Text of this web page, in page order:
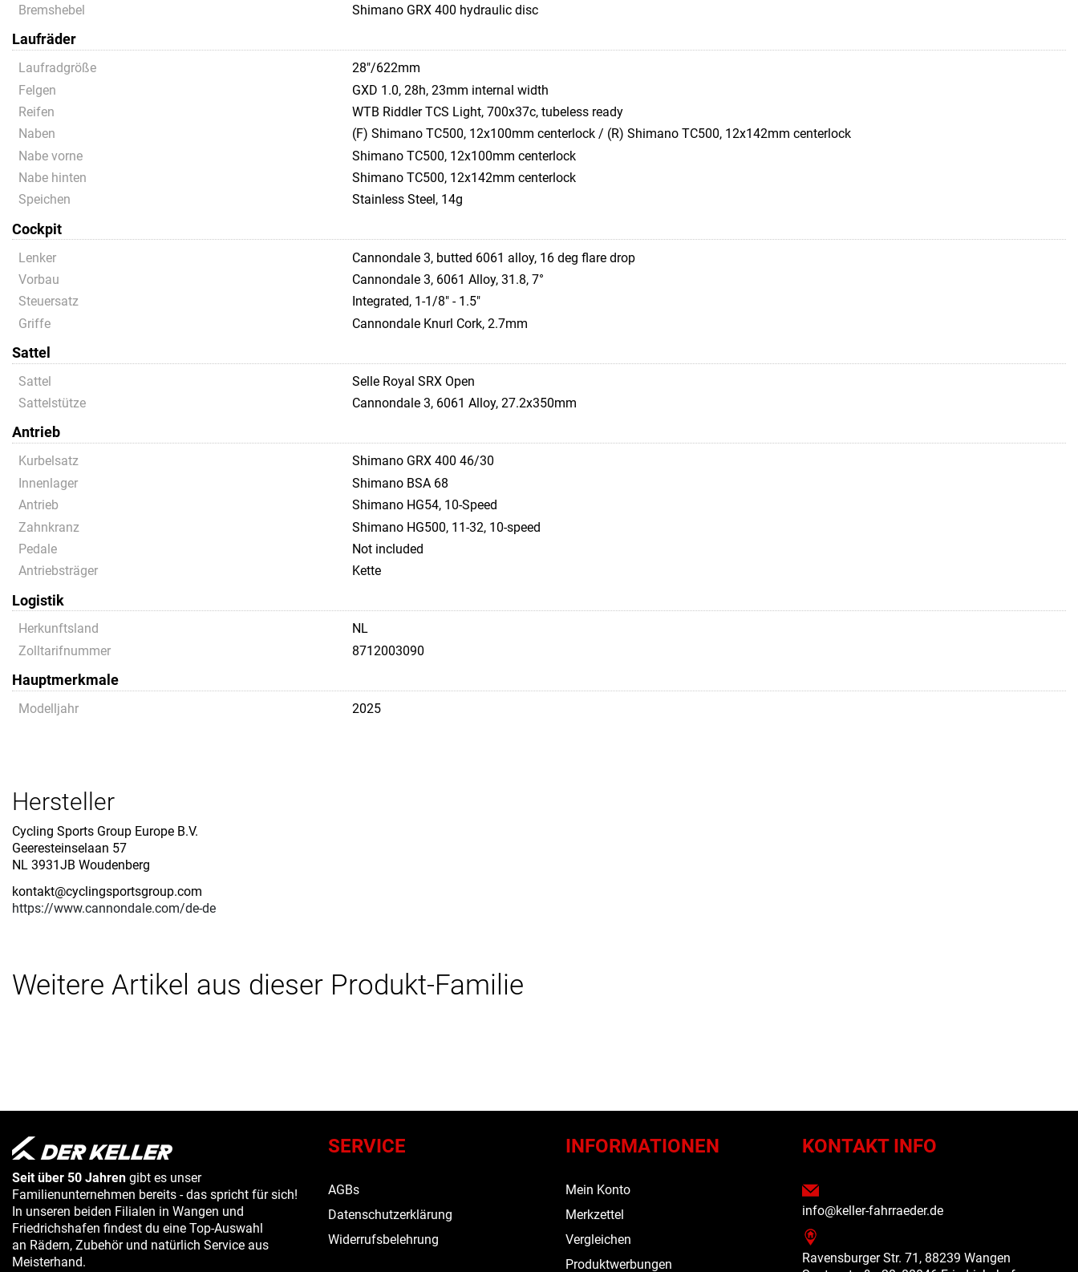
Bremshebel
Shimano GRX 400 hydraulic disc
Laufräder
Laufradgröße
28"/622mm
Felgen
GXD 1.0, 28h, 23mm internal width
Reifen
WTB Riddler TCS Light, 700x37c, tubeless ready
Naben
(F) Shimano TC500, 12x100mm centerlock / (R) Shimano TC500, 12x142mm centerlock
Nabe vorne
Shimano TC500, 12x100mm centerlock
Nabe hinten
Shimano TC500, 12x142mm centerlock
Speichen
Stainless Steel, 14g
Cockpit
Lenker
Cannondale 3, butted 6061 alloy, 16 deg flare drop
Vorbau
Cannondale 3, 6061 Alloy, 31.8, 7°
Steuersatz
Integrated, 1-1/8" - 1.5"
Griffe
Cannondale Knurl Cork, 2.7mm
Sattel
Sattel
Selle Royal SRX Open
Sattelstütze
Cannondale 3, 6061 Alloy, 27.2x350mm
Antrieb
Kurbelsatz
Shimano GRX 400 46/30
Innenlager
Shimano BSA 68
Antrieb
Shimano HG54, 10-Speed
Zahnkranz
Shimano HG500, 11-32, 10-speed
Pedale
Not included
Antriebsträger
Kette
Logistik
Herkunftsland
NL
Zolltarifnummer
8712003090
Hauptmerkmale
Modelljahr 2025
Hersteller
Cycling Sports Group Europe B.V.
Geeresteinselaan 57
NL 3931JB Woudenberg
kontakt@cyclingsportsgroup.com
https://www.cannondale.com/de-de
Weitere Artikel aus dieser Produkt-Familie
Seit über 50 Jahren gibt es unser
Familienunternehmen bereits - das spricht für sich!
In unseren beiden Filialen in Wangen und
Friedrichshafen findest du eine Top-Auswahl
an Rädern, Zubehör und natürlich Service aus
Meisterhand.
SERVICE
AGBs
Datenschutzerklärung
Widerrufsbelehrung
INFORMATIONEN
Mein Konto
Merkzettel
Vergleichen
Produktwerbungen
KONTAKT INFO
info@keller-fahrraeder.de
Ravensburger Str. 71, 88239 Wangen